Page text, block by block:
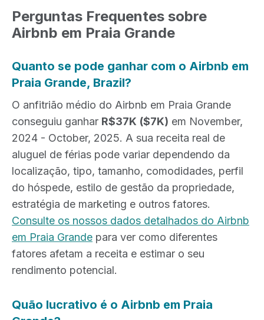
Perguntas Frequentes sobre
Airbnb em Praia Grande
Quanto se pode ganhar com o Airbnb em
Praia Grande, Brazil?
O anfitrião médio do Airbnb em Praia Grande
conseguiu ganhar R$37K ($7K) em November,
2024 - October, 2025. A sua receita real de
aluguel de férias pode variar dependendo da
localização, tipo, tamanho, comodidades, perfil
do hóspede, estilo de gestão da propriedade,
estratégia de marketing e outros fatores.
Consulte os nossos dados detalhados do Airbnb
em Praia Grande para ver como diferentes
fatores afetam a receita e estimar o seu
rendimento potencial.
Quão lucrativo é o Airbnb em Praia